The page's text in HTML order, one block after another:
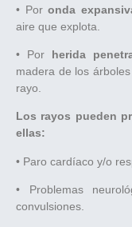
• Poronda
aire que explota.
• Por herida
madera de los
rayo.
Los rayos pueden
ellas:
• Paro cardíaco y/o
• Problemas
convulsiones.